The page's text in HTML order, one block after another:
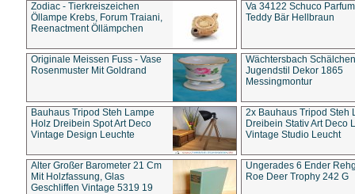
Zodiac - Tierkreiszeichen
Öllampe Krebs, Forum Traiani,
Reenactment Öllämpchen
Va 34122 Schuco
Teddy Bär Hellbraun
Originale Meissen Fuss - Vase
Rosenmuster Mit Goldrand
Wächtersbach Schälchen
Jugendstil Dekor 1865
Messingmontur
Bauhaus Tripod Steh Lampe
Holz Dreibein Spot Art Deco
Vintage Design Leuchte
2x Bauhaus Tripod Steh
Dreibein Stativ Art Deco
Vintage Studio Leucht
Alter Großer Barometer 21 Cm
Mit Holzfassung, Glas
Geschliffen Vintage 5319 19
Ungerades 6 Ender
Roe Deer Trophy 242 G